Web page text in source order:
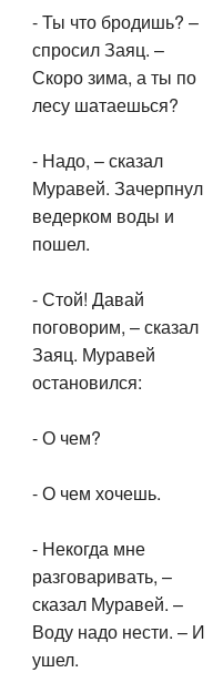
- Ты что бродишь? –
спросил Заяц. –
Скоро зима, а ты по
лесу шатаешься?
- Надо, – сказал
Муравей. Зачерпнул
ведерком воды и
пошел.
- Стой! Давай
поговорим, – сказал
Заяц. Муравей
остановился:
- О чем?
- О чем хочешь.
- Некогда мне
разговаривать, –
сказал Муравей. –
Воду надо нести. – И
ушел.